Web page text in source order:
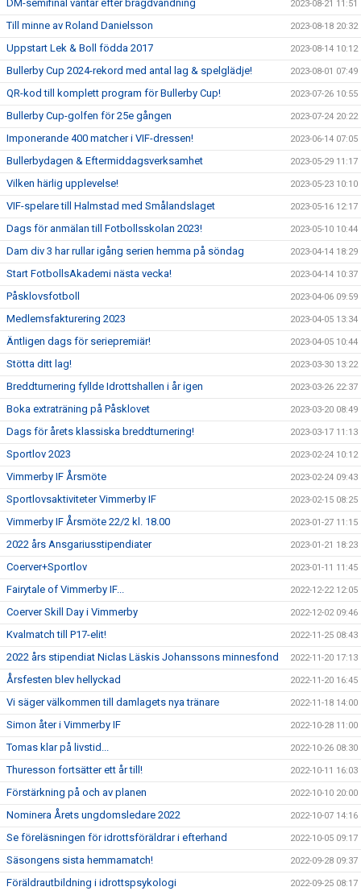
DM-semifinal väntar efter bragdvändning 2023-08-21 11:51
Till minne av Roland Danielsson 2023-08-18 20:32
Uppstart Lek & Boll födda 2017 2023-08-14 10:12
Bullerby Cup 2024-rekord med antal lag & spelglädje! 2023-08-01 07:49
QR-kod till komplett program för Bullerby Cup! 2023-07-26 10:55
Bullerby Cup-golfen för 25e gången 2023-07-24 20:22
Imponerande 400 matcher i VIF-dressen! 2023-06-14 07:05
Bullerbydagen & Eftermiddagsverksamhet 2023-05-29 11:17
Vilken härlig upplevelse! 2023-05-23 10:10
VIF-spelare till Halmstad med Smålandslaget 2023-05-16 12:17
Dags för anmälan till Fotbollsskolan 2023! 2023-05-10 10:44
Dam div 3 har rullar igång serien hemma på söndag 2023-04-14 18:29
Start FotbollsAkademi nästa vecka! 2023-04-14 10:37
Påsklovsfotboll 2023-04-06 09:59
Medlemsfakturering 2023 2023-04-05 13:34
Äntligen dags för seriepremiär! 2023-04-05 10:44
Stötta ditt lag! 2023-03-30 13:22
Breddturnering fyllde Idrottshallen i år igen 2023-03-26 22:37
Boka extraträning på Påsklovet 2023-03-20 08:49
Dags för årets klassiska breddturnering! 2023-03-17 11:13
Sportlov 2023 2023-02-24 10:12
Vimmerby IF Årsmöte 2023-02-24 09:43
Sportlovsaktiviteter Vimmerby IF 2023-02-15 08:25
Vimmerby IF Årsmöte 22/2 kl. 18.00 2023-01-27 11:15
2022 års Ansgariusstipendiater 2023-01-21 18:23
Coerver+Sportlov 2023-01-11 11:45
Fairytale of Vimmerby IF... 2022-12-22 12:05
Coerver Skill Day i Vimmerby 2022-12-02 09:46
Kvalmatch till P17-elit! 2022-11-25 08:43
2022 års stipendiat Niclas Läskis Johanssons minnesfond 2022-11-20 17:13
Årsfesten blev hellyckad 2022-11-20 16:45
Vi säger välkommen till damlagets nya tränare 2022-11-18 14:00
Simon åter i Vimmerby IF 2022-10-28 11:00
Tomas klar på livstid... 2022-10-26 08:30
Thuresson fortsätter ett år till! 2022-10-11 16:03
Förstärkning på och av planen 2022-10-10 20:00
Nominera Årets ungdomsledare 2022 2022-10-07 14:16
Se föreläsningen för idrottsföräldrar i efterhand 2022-10-05 09:17
Säsongens sista hemmamatch! 2022-09-28 09:37
Föräldrautbildning i idrottspsykologi 2022-09-25 08:17